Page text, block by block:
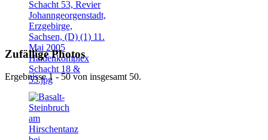
Zufällige Photos
Ergebnisse 1 - 50 von insgesamt 50.